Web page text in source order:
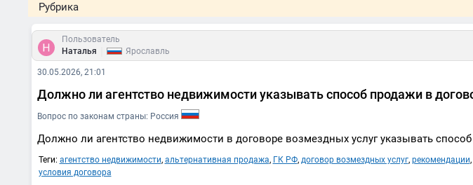
Рубрика
Пользователь
Наталья
Ярославль
30.05.2026, 21:01
Должно ли агентство недвижимости указывать способ продажи в
Вопрос по законам страны: Россия
Должно ли агентство недвижимости в договоре возмездных услуг указывать
Теги: агентство недвижимости, альтернативная продажа, ГК РФ, договор возмездных услуг, рекомендации,
условия договора